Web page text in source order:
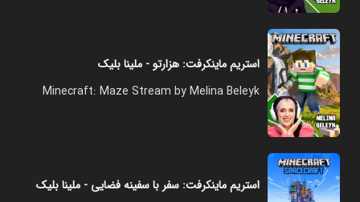
استریم ماینکرفت: هزارتو - ملینا بلیک
Minecraft: Maze Stream by Melina Beleyk
استریم ماینکرفت: سفر با سفینه فضایی - ملینا بلیک